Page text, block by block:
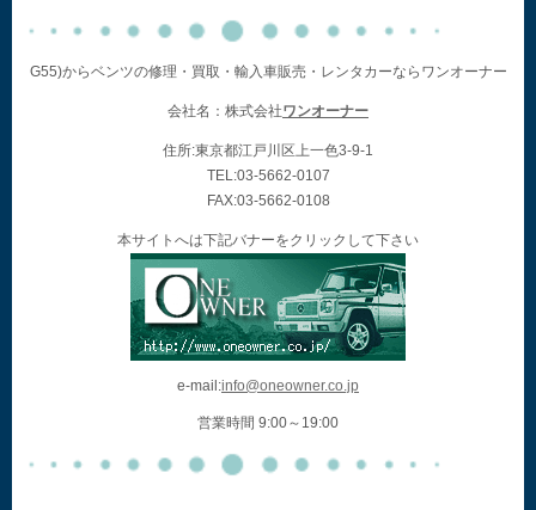
G55)からベンツの修理・買取・輸入車販売・レンタカーならワンオーナー
会社名：株式会社ワンオーナー
住所:東京都江戸川区上一色3-9-1
TEL:03-5662-0107
FAX:03-5662-0108
本サイトへは下記バナーをクリックして下さい
e-mail:info@oneowner.co.jp
営業時間 9:00～19:00